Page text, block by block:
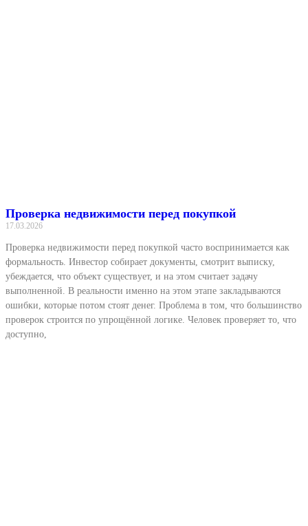
Проверка недвижимости перед покупкой
17.03.2026
Проверка недвижимости перед покупкой часто воспринимается как
формальность. Инвестор собирает документы, смотрит выписку,
убеждается, что объект существует, и на этом считает задачу
выполненной. В реальности именно на этом этапе закладываются
ошибки, которые потом стоят денег. Проблема в том, что большинство
проверок строится по упрощённой логике. Человек проверяет то, что
доступно,